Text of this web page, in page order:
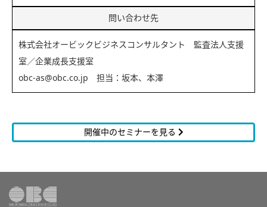
問い合わせ先
株式会社オービックビジネスコンサルタント 監査法人支援
室／企業成長支援室
obc-as@obc.co.jp 担当：坂本、本澤
開催中のセミナーを見る